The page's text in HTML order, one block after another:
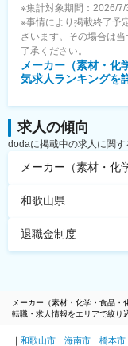
※集計対象期間：2026/7/
※事情により掲載終了予
ざいます。その場合は
了承ください。
メーカー（素材・化
気求人ランキングを
求人の傾向
dodaに掲載中の求人に関す
メーカー（素材・化
和歌山県
退職金制度
メーカー（素材・化学・食品
転職・求人情報をエリアで絞り
和歌山市 海南市 橋本市